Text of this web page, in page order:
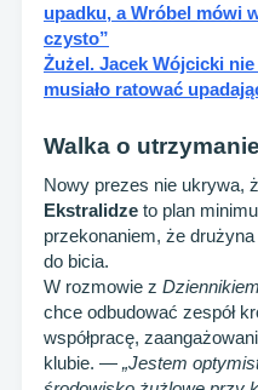
upadku, a Wróbel mówi
czysto”
Żużel. Jacek Wójcicki
musiało ratować
Walka o
Nowy prezes nie ukrywa,
Ekstralidze to plan
przekonaniem, że
do bicia.
W rozmowie z
chce odbudować zespół
współpracę,
klubie. — „Jestem